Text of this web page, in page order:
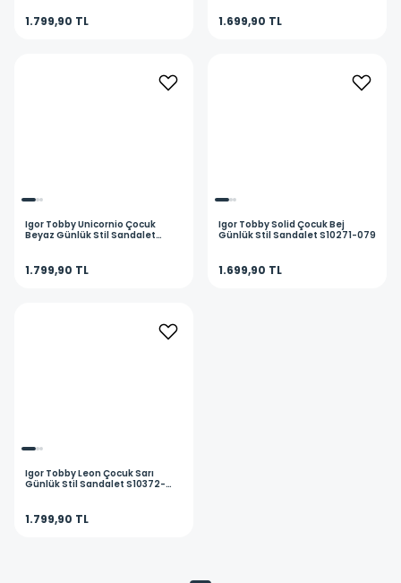
1.799,90 TL 1.699,90 TL
Igor Tobby Unicornio Çocuk
Beyaz Günlük Stil Sandalet
1.799,90 TL
Igor Tobby Solid Çocuk Bej
Günlük Stil Sandalet S10271-079
1.699,90 TL
Igor Tobby Leon Çocuk Sarı
Günlük Stil Sandalet S10372-
1.799,90 TL